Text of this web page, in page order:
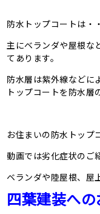
防水トップコートは・
主にベランダや屋根な
てあります。
防水層は紫外線などに
トップコートを防水層
お住まいの防水トップ
動画では劣化症状のご
ベランダや陸屋根、
四葉建装へ